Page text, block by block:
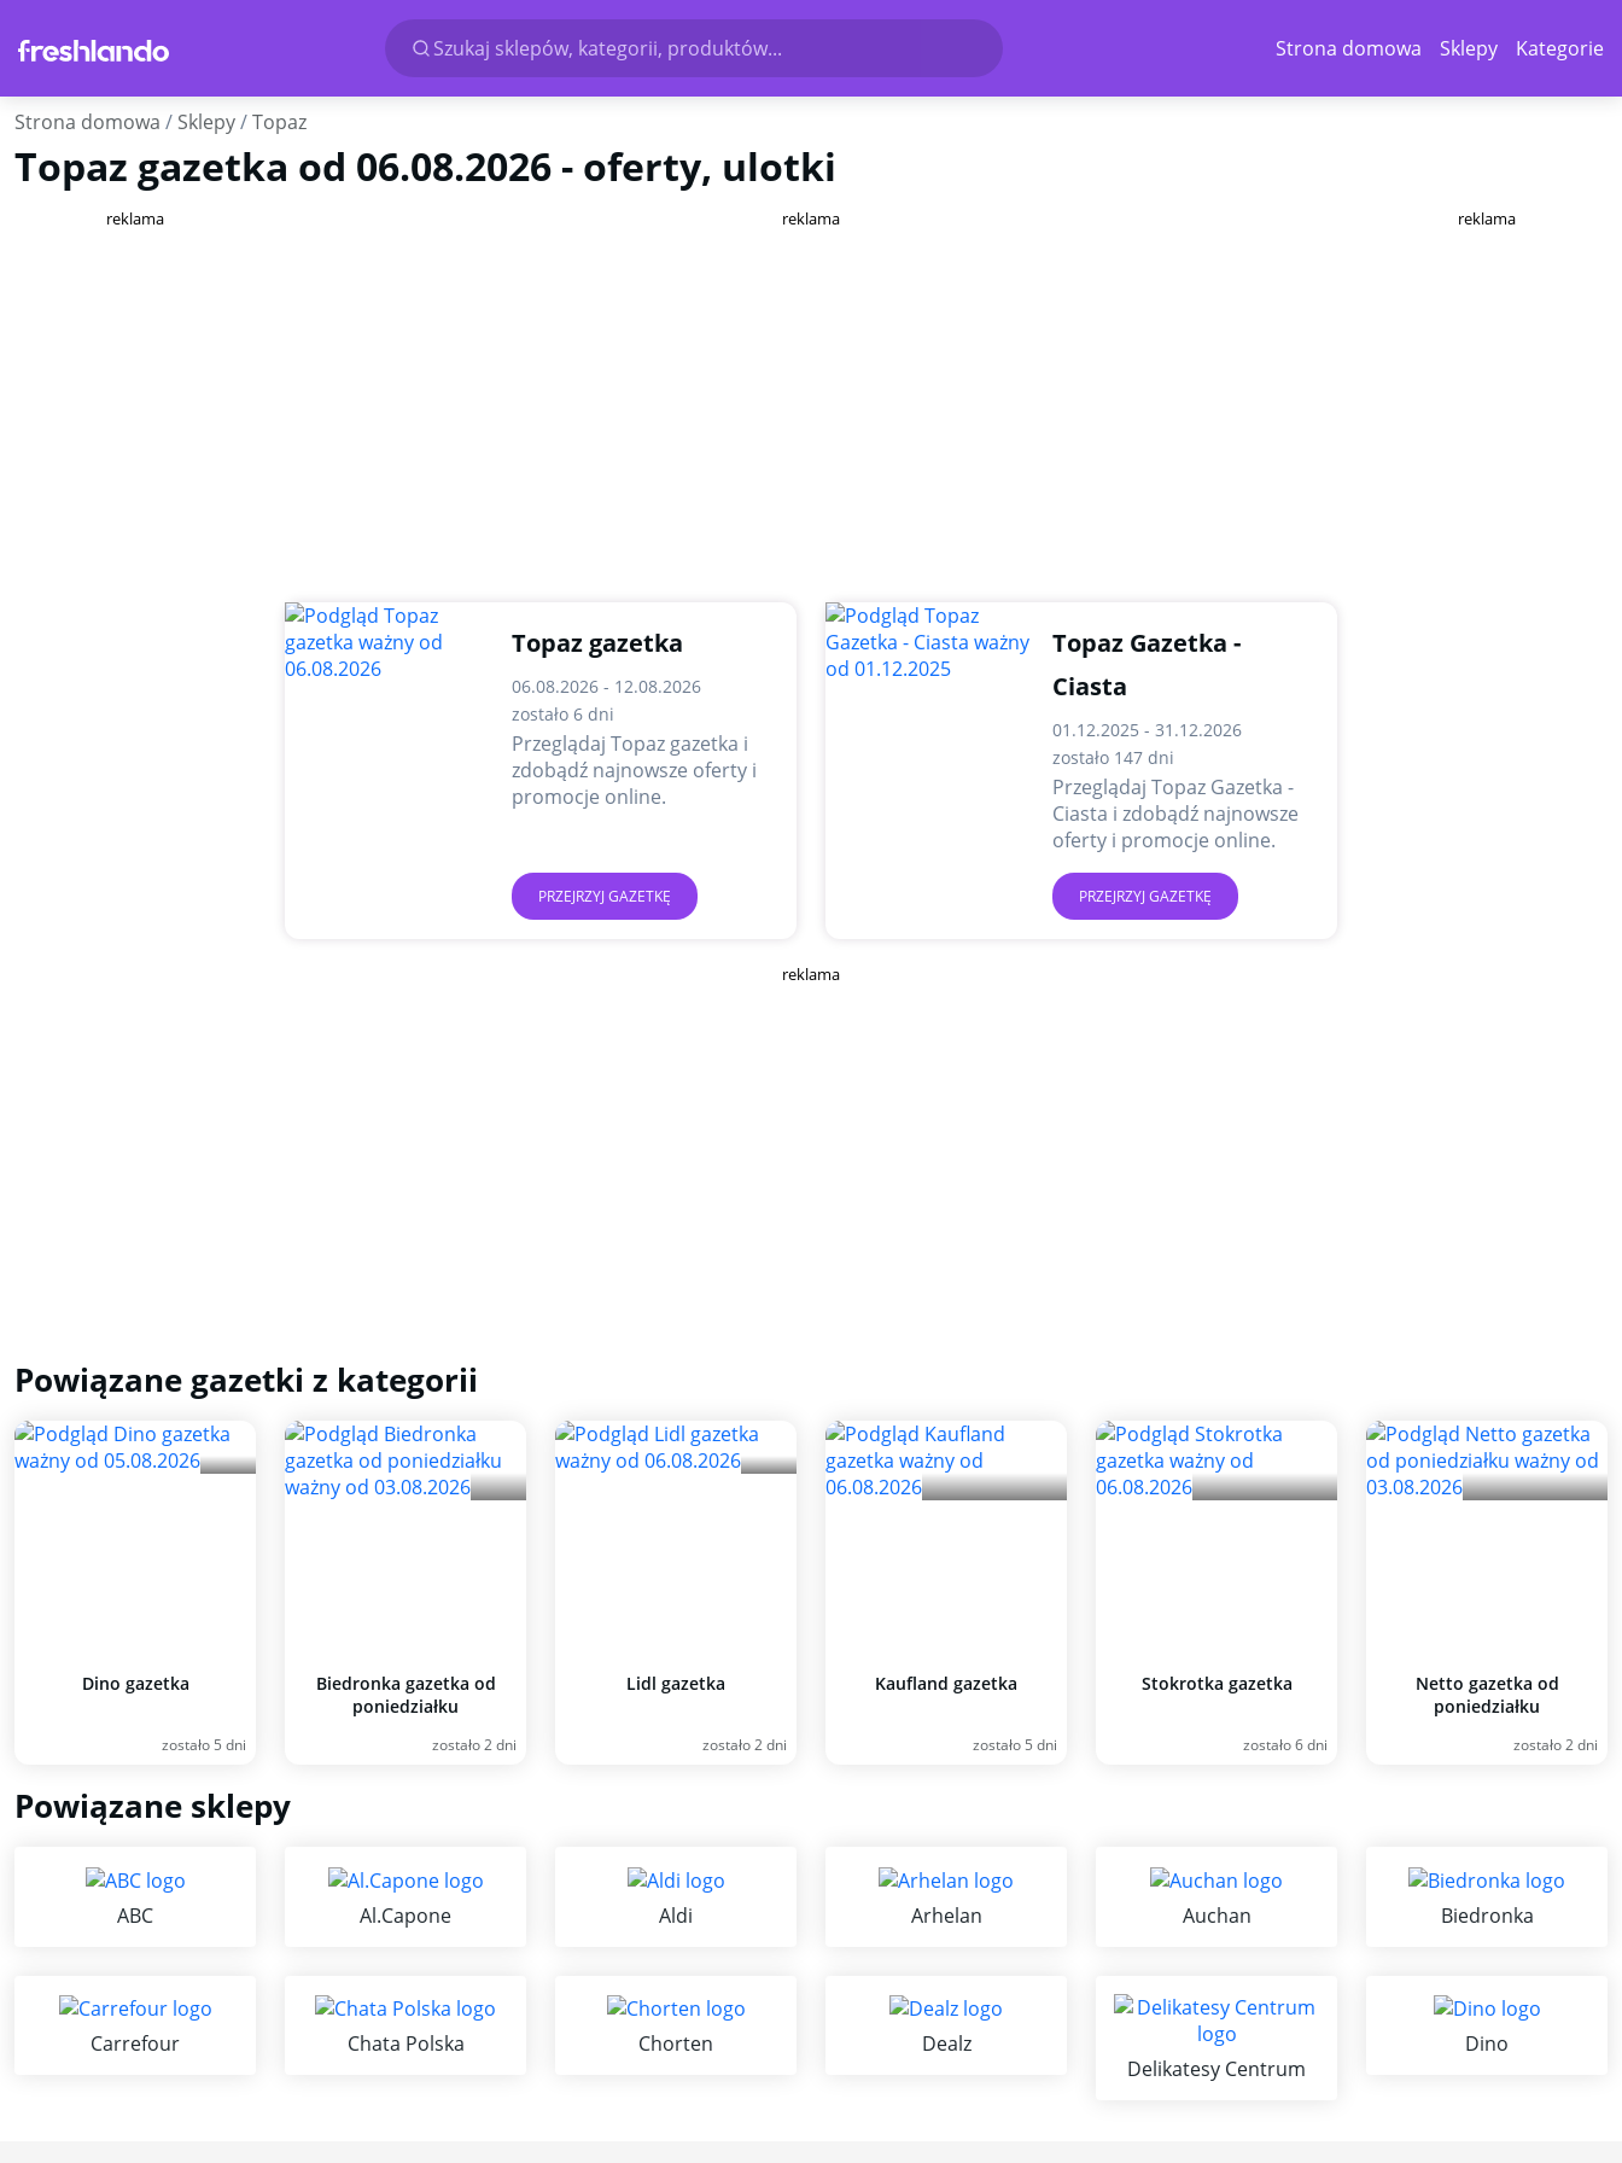
Szukaj sklepów, kategorii, produktów... Strona domowa Sklepy Kategorie
Strona domowa Sklepy Topaz
Topaz gazetka od 06.08.2026 - oferty, ulotki
reklama reklama
Topaz gazetka
06.08.2026 - 12.08.2026
zostało 6 dni
Przeglądaj Topaz gazetka i
zdobądź najnowsze oferty i
promocje online.
PRZEJRZYJ GAZETKĘ
Topaz Gazetka -
Ciasta
01.12.2025 - 31.12.2026
zostało 147 dni
Przeglądaj Topaz Gazetka -
Ciasta i zdobądź najnowsze
oferty i promocje online.
PRZEJRZYJ GAZETKĘ
reklama
reklama
Powiązane gazetki z kategorii
Dino gazetka
zostało 5 dni
Biedronka gazetka od
poniedziałku
zostało 2 dni
Lidl gazetka
zostało 2 dni
Kaufland gazetka
zostało 5 dni
Stokrotka gazetka
zostało 6 dni
Netto gazetka od
poniedziałku
zostało 2 dni
Powiązane sklepy
ABC Al.Capone Aldi Arhelan Auchan Biedronka
Carrefour Chata Polska Chorten
Dealz
Delikatesy Centrum
Dino